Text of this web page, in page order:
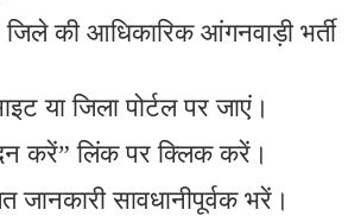
की आधिकारिक आंगनवाड़ी भर्ती
या जिला पोर्टल पर जाएं।
करें” लिंक पर क्लिक करें।
जानकारी सावधानीपूर्वक भरें।